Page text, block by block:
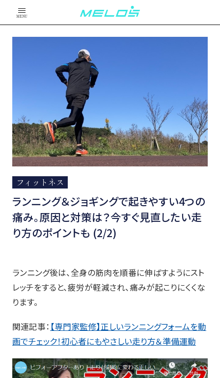
MENU
フィットネス
ランニング＆ジョギングで起きやすい4つの
痛み。原因と対策は？今すぐ見直したい走
り方のポイントも (2/2)
ランニング後は、全身の筋肉を順番に伸ばすようにスト
レッチをすると、疲労が軽減され、痛みが起こりにくくな
ります。
関連記事： 【専門家監修】正しいランニングフォームを動
画でチェック！初心者にもやさしい走り方＆準備運動